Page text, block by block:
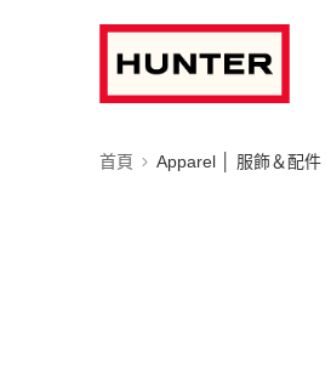
首頁 Apparel │ 服飾＆配件